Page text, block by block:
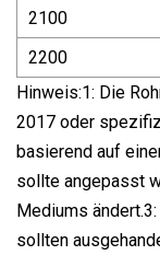
2100
2200
Hinweis:1: Die
2017 oder
basierend auf
sollte angepasst
Mediums
sollten